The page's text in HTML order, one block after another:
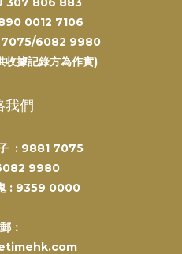
0012 7106
7075/6082 9980
收據記錄方為作實)
我們
: 9881 7075
9980
: 9359 0000
：